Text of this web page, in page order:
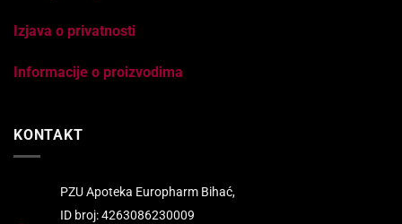
Izjava o privatnosti
Informacije o proizvodima
KONTAKT
PZU Apoteka Europharm Bihać,
ID broj: 4263086230009